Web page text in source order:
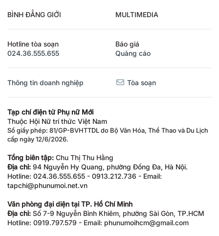
BÌNH ĐẲNG GIỚI MULTIMEDIA
Hotline tòa soạn
024.36.555.655
Báo giá
Quảng cáo
Thông tin doanh nghiệp Tòa soạn
Tạp chí điện tử Phụ nữ Mới
Thuộc Hội Nữ trí thức Việt Nam
Số giấy phép: 81/GP-BVHTTDL do Bộ Văn Hóa, Thể Thao và Du Lịch
cấp ngày 12/6/2026.
Tổng biên tập: Chu Thị Thu Hằng
Địa chỉ: 94 Nguyễn Hy Quang, phường Đống Đa, Hà Nội.
Hotline: 024.36.555.655 - 0913.212.736 - Email:
tapchi@phunumoi.net.vn
Văn phòng đại diện tại TP. Hồ Chí Minh
Địa chỉ: Số 7-9 Nguyễn Bỉnh Khiêm, phường Sài Gòn, TP.HCM
Hotline: 0919.797.579 - Email: phunumoihcm@gmail.com